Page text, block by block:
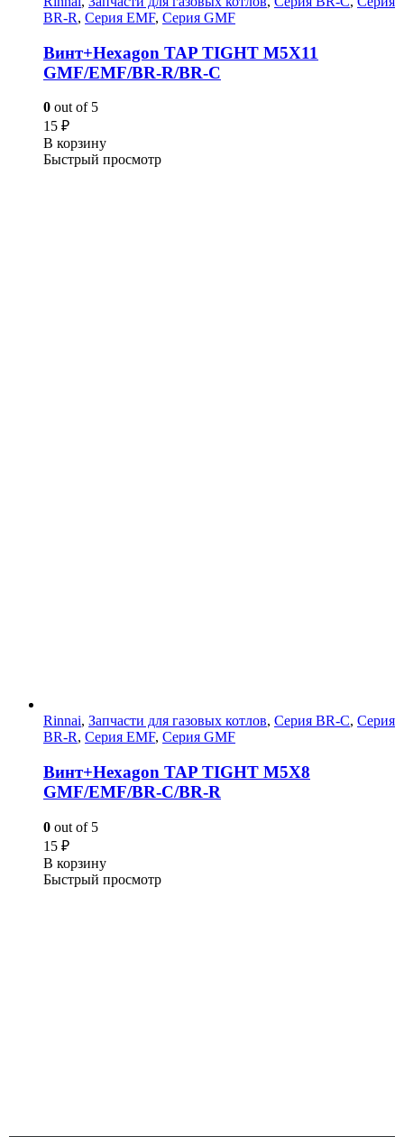
BR-R, Серия EMF, Серия GMF
Винт+Hexagon TAP TIGHT M5X11
GMF/EMF/BR-R/BR-C
0 out of 5
15 ₽
В корзину
Быстрый просмотр
Rinnai, Запчасти для газовых котлов, Серия BR-C, Серия
BR-R, Серия EMF, Серия GMF
Винт+Hexagon TAP TIGHT M5X8
GMF/EMF/BR-C/BR-R
0 out of 5
15 ₽
В корзину
Быстрый просмотр